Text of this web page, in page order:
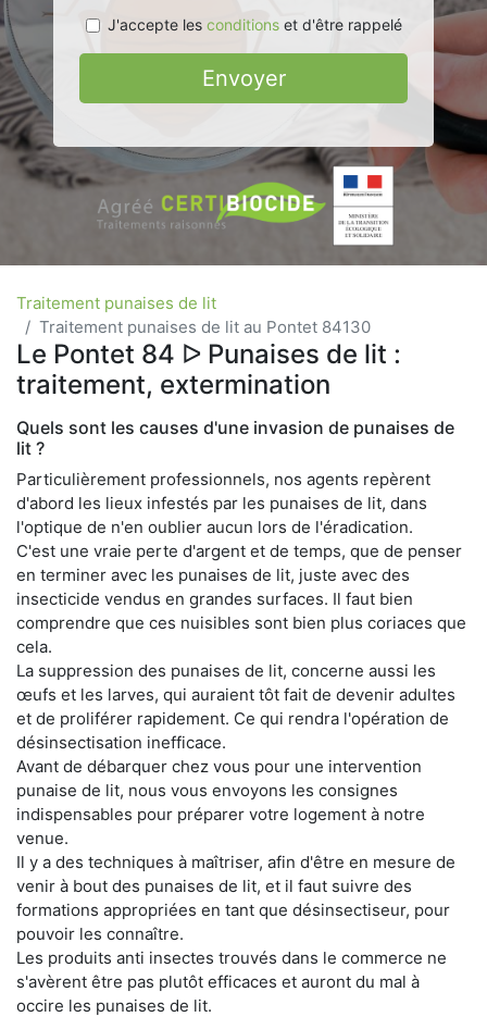
J'accepte les conditionset d'être rappelé
Envoyer
Traitement punaises de lit
Traitement punaises de lit au Pontet 84130
Le Pontet 84 ᐅ Punaises de lit :
traitement, extermination
Quels sont les causes d'une invasion de punaises de
lit ?
Particulièrement professionnels, nos agents repèrent
d'abord les lieux infestés par les punaises de lit, dans
l'optique de n'en oublier aucun lors de l'éradication.
C'est une vraie perte d'argent et de temps, que de penser
en terminer avec les punaises de lit, juste avec des
insecticide vendus en grandes surfaces. Il faut bien
comprendre que ces nuisibles sont bien plus coriaces que
cela.
La suppression des punaises de lit, concerne aussi les
œufs et les larves, qui auraient tôt fait de devenir adultes
et de proliférer rapidement. Ce qui rendra l'opération de
désinsectisation inefficace.
Avant de débarquer chez vous pour une intervention
punaise de lit, nous vous envoyons les consignes
indispensables pour préparer votre logement à notre
venue.
Il y a des techniques à maîtriser, afin d'être en mesure de
venir à bout des punaises de lit, et il faut suivre des
formations appropriées en tant que désinsectiseur, pour
pouvoir les connaître.
Les produits anti insectes trouvés dans le commerce ne
s'avèrent être pas plutôt efficaces et auront du mal à
occire les punaises de lit.